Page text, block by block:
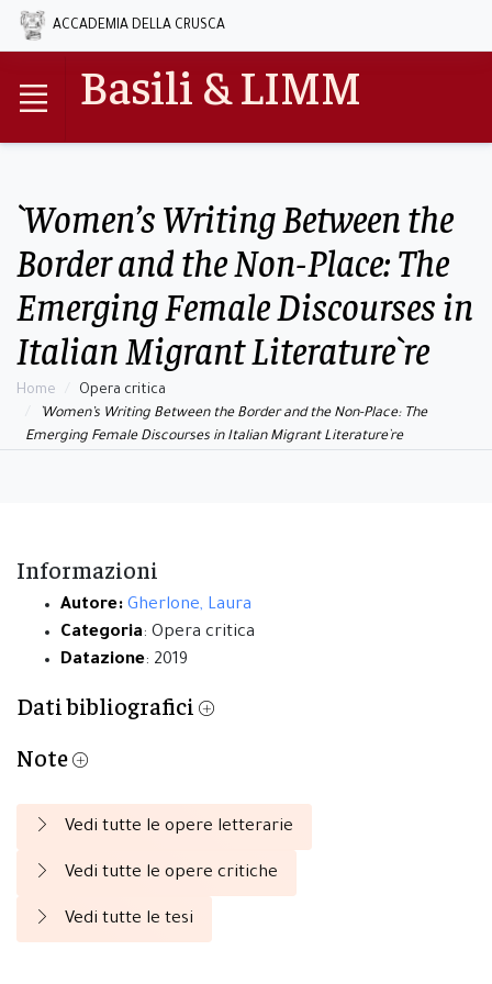
ACCADEMIA DELLA CRUSCA
Basili & LIMM
`Women’s Writing Between the
Border and the Non-Place: The
Emerging Female Discourses in
Italian Migrant Literature`re
Home
Opera critica
`Women’s Writing Between the Border and the Non-Place: The
Emerging Female Discourses in Italian Migrant Literature`re
Informazioni
Autore: Gherlone, Laura
Categoria: Opera critica
Datazione: 2019
Dati bibliografici
Note
Vedi tutte le opere letterarie
Vedi tutte le opere critiche
Vedi tutte le tesi